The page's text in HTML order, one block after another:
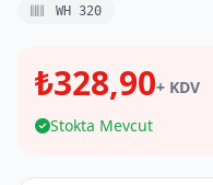
WH 320
₺328,90+ KDV
Stokta Mevcut